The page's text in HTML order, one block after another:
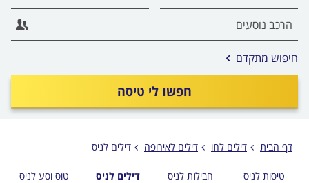
חפשו לי טיסה
חיפוש מתקדם אפשרויות
החיפוש
לפני
דף הבית דילים לחו דילים לאירופה דילים לניס
טיסות לניס חבילות לניס דילים לניס טוס וסע לניס